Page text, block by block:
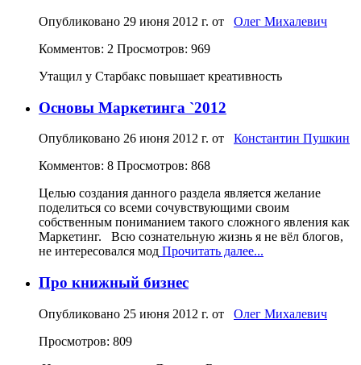
Опубликовано 29 июня 2012 г. от Олег Михалевич
Комментов: 2 Просмотров: 969
Утащил у Старбакс повышает креативность
Основы Маркетинга `2012
Опубликовано 26 июня 2012 г. от Константин Пушкин
Комментов: 8 Просмотров: 868
Целью создания данного раздела является желание
поделиться со всеми сочувствующими своим
собственным пониманием такого сложного явления как
Маркетинг. Всю сознательную жизнь я не вёл блогов,
не интересовался мод Прочитать далее...
Про книжный бизнес
Опубликовано 25 июня 2012 г. от Олег Михалевич
Просмотров: 809